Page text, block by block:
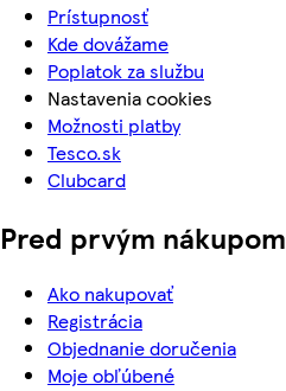
Prístupnosť
Kde dovážame
Poplatok za službu
Nastavenia cookies
Možnosti platby
Tesco.sk
Clubcard
Pred prvým nákupom
Ako nakupovať
Registrácia
Objednanie doručenia
Moje obľúbené